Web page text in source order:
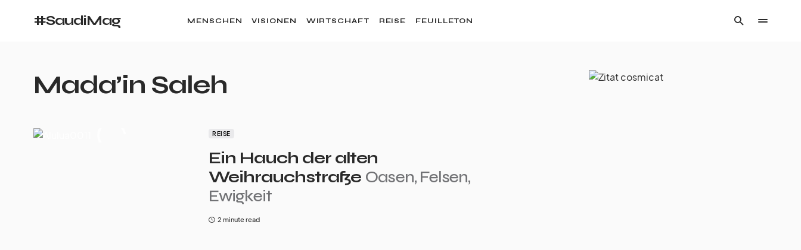
#SaudiMag MENSCHEN VISIONEN WIRTSCHAFT REISE FEUILLETON
Mada’in Saleh
REISE
Ein Hauch der alten
Weihrauchstraße Oasen, Felsen,
Ewigkeit
2 minute read